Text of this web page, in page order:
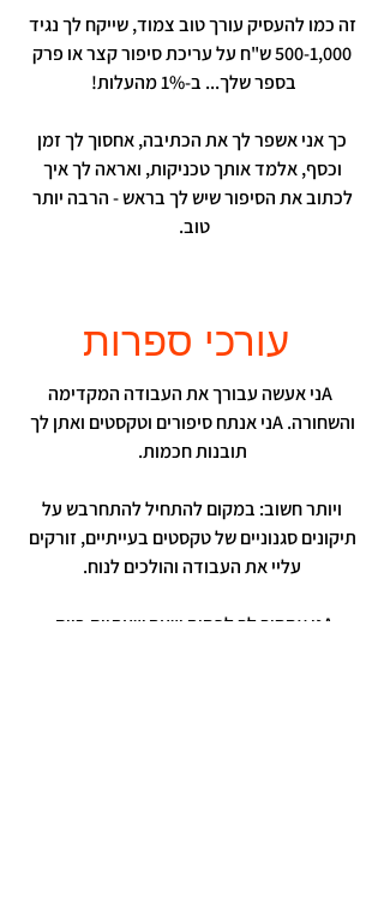
זה כמו להעסיק עורך טוב צמוד, שייקח לך נגיד
500-1,000 ש"ח על עריכת סיפור קצר או פרק
בספר שלך... ב-1% מהעלות!
כך אני אשפר לך את הכתיבה,אחסוך לך זמן
וכסף, אלמד אותך טכניקות, ואראה לך איך
לכתוב את הסיפור שיש לך בראש - הרבה יותר
טוב.
עורכי ספרות
Aני אעשה עבורך את העבודה המקדימה
והשחורה. Aני אנתח סיפורים וטקסטים ואתן לך
תובנות חכמות.
ויותר חשוב: במקום להתחיל להתחרבש על
תיקונים סגנוניים של טקסטים בעייתיים, זורקים
עליי את העבודה והולכים לנוח.
Aני אחסוך לך לפחות שעה שעתיים ביום,